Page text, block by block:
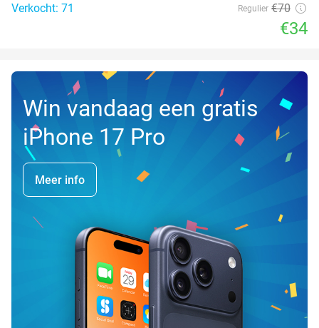
Verkocht: 71
Regulier €70
€34
Win vandaag een gratis
iPhone 17 Pro
Meer info